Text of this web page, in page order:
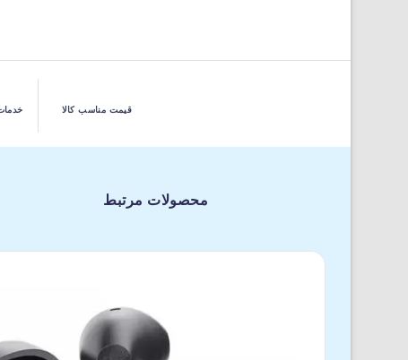
قیمت مناسب کالا
محصولات مرتبط